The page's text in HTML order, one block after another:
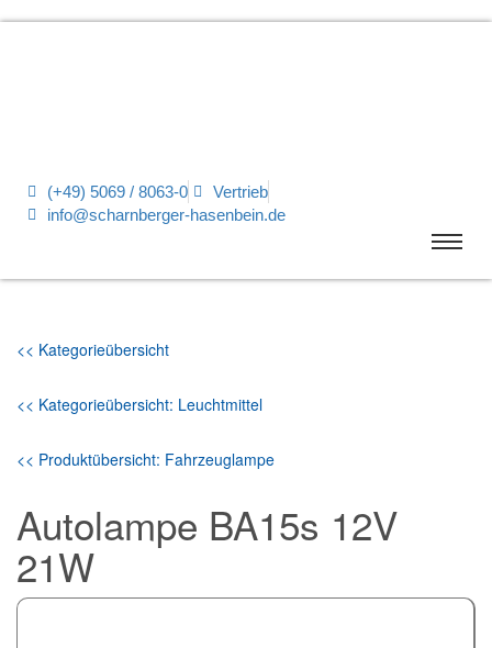
(+49) 5069 / 8063-0
Vertrieb
info@scharnberger-hasenbein.de
<< Kategorieübersicht
<< Kategorieübersicht: Leuchtmittel
<< Produktübersicht: Fahrzeuglampe
Autolampe BA15s 12V
21W